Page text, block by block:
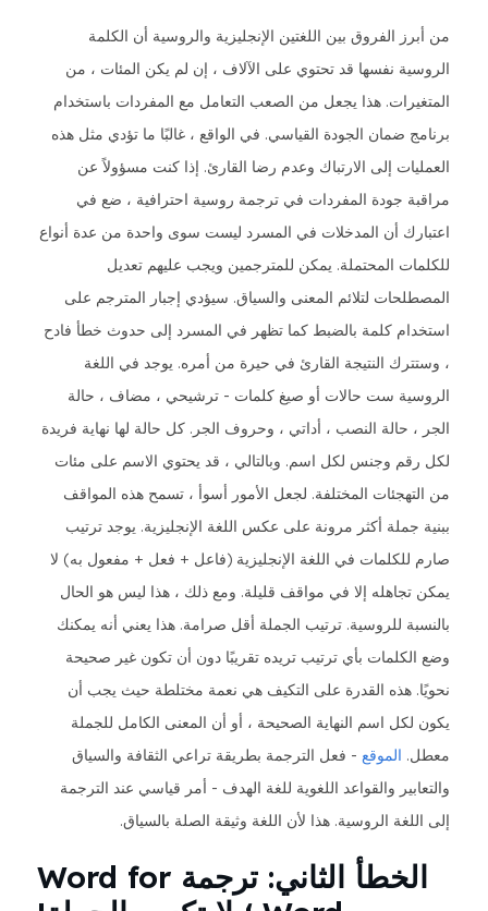
من أبرز الفروق بين اللغتين الإنجليزية والروسية أن الكلمة
الروسية نفسها قد تحتوي على الآلاف ، إن لم يكن المئات ، من
المتغيرات. هذا يجعل من الصعب التعامل مع المفردات باستخدام
برنامج ضمان الجودة القياسي. في الواقع ، غالبًا ما تؤدي مثل هذه
العمليات إلى الارتباك وعدم رضا القارئ. إذا كنت مسؤولاً عن
مراقبة جودة المفردات في ترجمة روسية احترافية ، ضع في
اعتبارك أن المدخلات في المسرد ليست سوى واحدة من عدة أنواع
للكلمات المحتملة. يمكن للمترجمين ويجب عليهم تعديل
المصطلحات لتلائم المعنى والسياق. سيؤدي إجبار المترجم على
استخدام كلمة بالضبط كما تظهر في المسرد إلى حدوث خطأ فادح
، وستترك النتيجة القارئ في حيرة من أمره. يوجد في اللغة
الروسية ست حالات أو صيغ كلمات - ترشيحي ، مضاف ، حالة
الجر ، حالة النصب ، أداتي ، وحروف الجر. كل حالة لها نهاية فريدة
لكل رقم وجنس لكل اسم. وبالتالي ، قد يحتوي الاسم على مئات
من التهجئات المختلفة. لجعل الأمور أسوأ ، تسمح هذه المواقف
ببنية جملة أكثر مرونة على عكس اللغة الإنجليزية. يوجد ترتيب
صارم للكلمات في اللغة الإنجليزية (فاعل + فعل + مفعول به) لا
يمكن تجاهله إلا في مواقف قليلة. ومع ذلك ، هذا ليس هو الحال
بالنسبة للروسية. ترتيب الجملة أقل صرامة. هذا يعني أنه يمكنك
وضع الكلمات بأي ترتيب تريده تقريبًا دون أن تكون غير صحيحة
نحويًا. هذه القدرة على التكيف هي نعمة مختلطة حيث يجب أن
يكون لكل اسم النهاية الصحيحة ، أو أن المعنى الكامل للجملة
معطل. الموقع- فعل الترجمة بطريقة تراعي الثقافة والسياق
والتعابير والقواعد اللغوية للغة الهدف - أمر قياسي عند الترجمة
إلى اللغة الروسية. هذا لأن اللغة وثيقة الصلة بالسياق.
الخطأ الثاني: ترجمة Word for